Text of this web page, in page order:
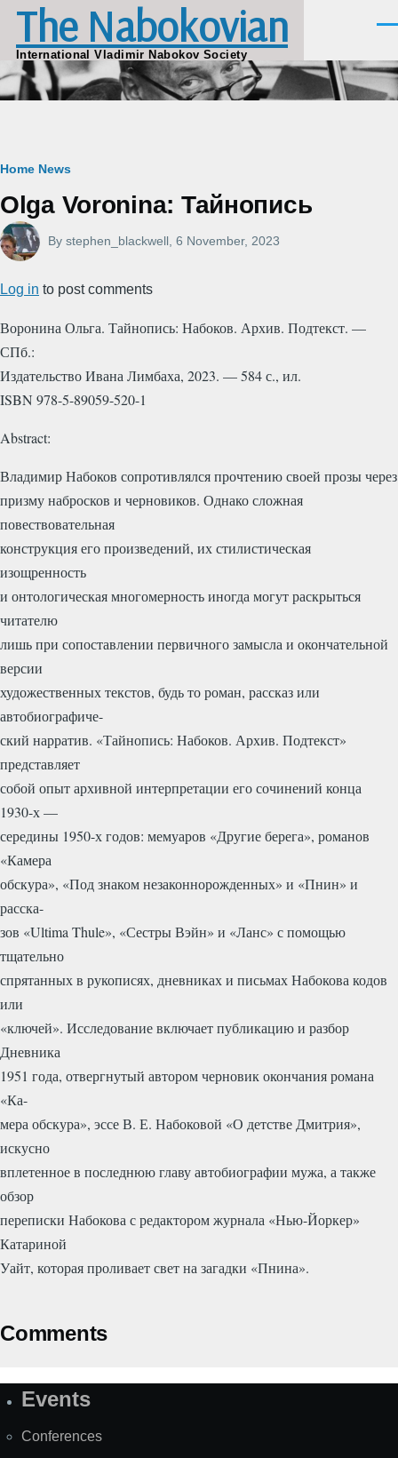
Skip to main content
The Nabokovian
International Vladimir Nabokov Society
Breadcrumb
Home News
Olga Voronina: Тайнопись
By stephen_blackwell, 6 November, 2023
Log in to post comments
Воронина Ольга. Тайнопись: Набоков. Архив. Подтекст. —
СПб.:
Издательство Ивана Лимбаха, 2023. — 584 с., ил.
ISBN 978-5-89059-520-1
Abstract:
Владимир Набоков сопротивлялся прочтению своей прозы через
призму набросков и черновиков. Однако сложная
повествовательная
конструкция его произведений, их стилистическая
изощренность
и онтологическая многомерность иногда могут раскрыться
читателю
лишь при сопоставлении первичного замысла и окончательной
версии
художественных текстов, будь то роман, рассказ или
автобиографиче-
ский нарратив. «Тайнопись: Набоков. Архив. Подтекст»
представляет
собой опыт архивной интерпретации его сочинений конца
1930-х —
середины 1950-х годов: мемуаров «Другие берега», романов
«Камера
обскура», «Под знаком незаконнорожденных» и «Пнин» и
расска-
зов «Ultima Thule», «Сестры Вэйн» и «Ланс» с помощью
тщательно
спрятанных в рукописях, дневниках и письмах Набокова кодов
или
«ключей». Исследование включает публикацию и разбор
Дневника
1951 года, отвергнутый автором черновик окончания романа
«Ка-
мера обскура», эссе В. Е. Набоковой «О детстве Дмитрия»,
искусно
вплетенное в последнюю главу автобиографии мужа, а также
обзор
переписки Набокова с редактором журнала «Нью-Йоркер»
Катариной
Уайт, которая проливает свет на загадки «Пнина».
Comments
SiteEvents
Conferences